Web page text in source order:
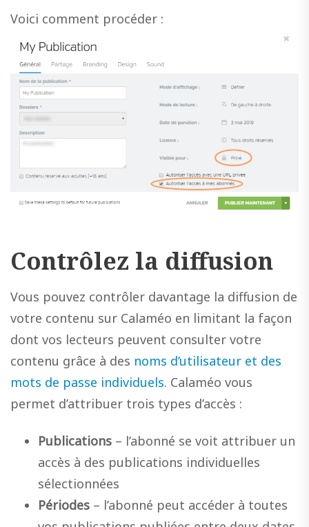
Voici comment procéder :
Contrôlez la diffusion
Vous pouvez contrôler davantage la diffusion de
votre contenu sur Calaméo en limitant la façon
dont vos lecteurs peuvent consulter votre
contenu grâce à des noms d’utilisateur et des
mots de passe individuels. Calaméo vous
permet d’attribuer trois types d’accès :
Publications – l’abonné se voit attribuer un
accès à des publications individuelles
sélectionnées
Périodes – l’abonné peut accéder à toutes